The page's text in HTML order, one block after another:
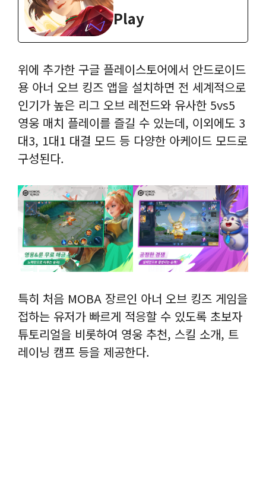
Play
위에 추가한 구글 플레이스토어에서 안드로이드
용 아너 오브 킹즈 앱을 설치하면 전 세계적으로
인기가 높은 리그 오브 레전드와 유사한 5vs5
영웅 매치 플레이를 즐길 수 있는데, 이외에도 3
대3, 1대1 대결 모드 등 다양한 아케이드 모드로
구성된다.
특히 처음 MOBA 장르인 아너 오브 킹즈 게임을
접하는 유저가 빠르게 적응할 수 있도록 초보자
튜토리얼을 비롯하여 영웅 추천, 스킬 소개, 트
레이닝 캠프 등을 제공한다.